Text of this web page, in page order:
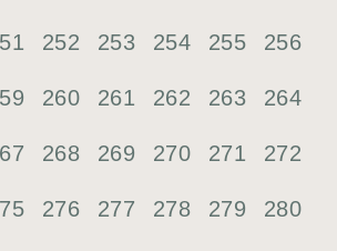
252 253 254 255 256
260 261 262 263 264
268 269 270 271 272
276 277 278 279 280